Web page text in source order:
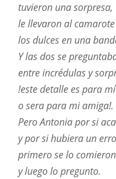
tuvieron una sorpresa,
le llevaron al camarote
los dulces en una
Y las dos se
entre incrédulas y
!este detalle es para mí
o sera para mi amiga!.
Pero Antonia por si
y por si hubiera un
primero se lo comieron
y luego lo pregunto.